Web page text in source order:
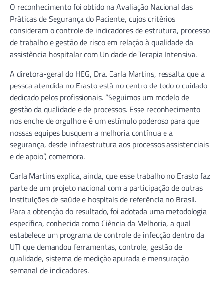
O reconhecimento foi obtido na Avaliação Nacional das
Práticas de Segurança do Paciente, cujos critérios
consideram o controle de indicadores de estrutura, processo
de trabalho e gestão de risco em relação à qualidade da
assistência hospitalar com Unidade de Terapia Intensiva.
A diretora-geral do HEG, Dra. Carla Martins, ressalta que a
pessoa atendida no Erasto está no centro de todo o cuidado
dedicado pelos profissionais. “Seguimos um modelo de
gestão da qualidade e de processos. Esse reconhecimento
nos enche de orgulho e é um estímulo poderoso para que
nossas equipes busquem a melhoria contínua e a
segurança, desde infraestrutura aos processos assistenciais
e de apoio”, comemora.
Carla Martins explica, ainda, que esse trabalho no Erasto faz
parte de um projeto nacional com a participação de outras
instituições de saúde e hospitais de referência no Brasil.
Para a obtenção do resultado, foi adotada uma metodologia
específica, conhecida como Ciência da Melhoria, a qual
estabelece um programa de controle de infecção dentro da
UTI que demandou ferramentas, controle, gestão de
qualidade, sistema de medição apurada e mensuração
semanal de indicadores.